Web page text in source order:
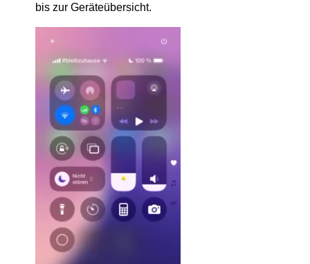
bis zur Geräteübersicht.